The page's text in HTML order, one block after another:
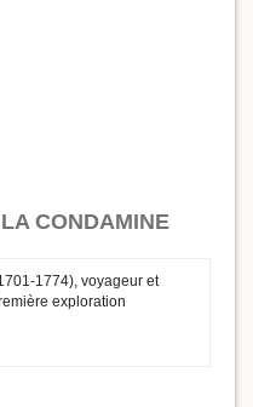
CONDAMINE
1774), voyageur et
exploration